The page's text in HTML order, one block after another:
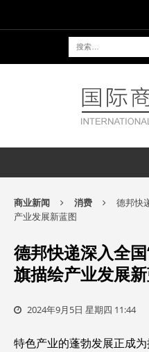
商业新闻 消费
德邦快
产业发展新蓝图
德邦快递深入全
旗描绘产业发展
2024年9月5日 星期四 11:44
特色产业的蓬勃发展正成为